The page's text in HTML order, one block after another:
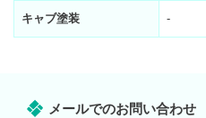
キャブ塗装 -
メールでのお問い合わせ